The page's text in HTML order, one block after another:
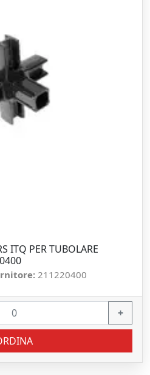
ITQ PER TUBOLARE
211220400
+